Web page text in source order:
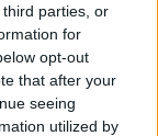
parties, or
for
opt-out
that after your
seeing
utilized by